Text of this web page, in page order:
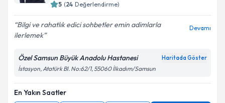
5 (24 Değerlendirme)
Bilgi ve rahatlık edici sohbetler emin adimlarla
ilerlemek
Devamı
Özel Samsun Büyük Anadolu Hastanesi Haritada Göster
İstasyon, Atatürk Bl. No:62/1, 55060 İlkadım/Samsun
En Yakın Saatler